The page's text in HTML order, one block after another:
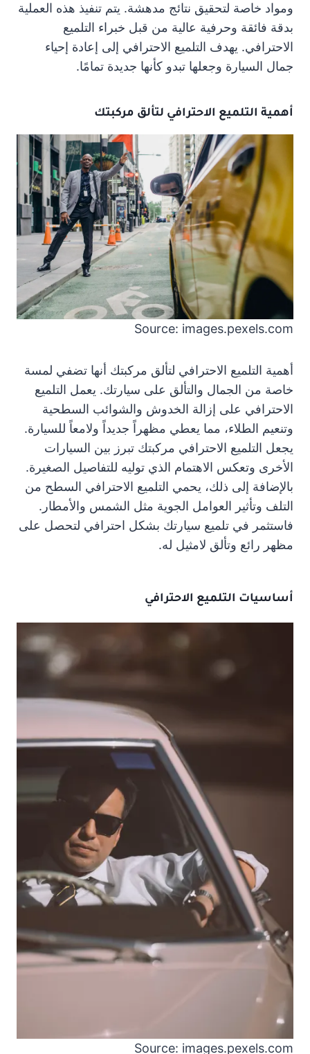
ومواد خاصة لتحقيق نتائج مدهشة. يتم تنفيذ هذه العملية
بدقة فائقة وحرفية عالية من قبل خبراء التلميع
الاحترافي. يهدف التلميع الاحترافي إلى إعادة إحياء
جمال السيارة وجعلها تبدو كأنها جديدة تمامًا.
أهمية التلميع الاحترافي لتألق مركبتك
Source: images.pexels.com
أهمية التلميع الاحترافي لتألق مركبتك أنها تضفي لمسة
خاصة من الجمال والتألق على سيارتك. يعمل التلميع
الاحترافي على إزالة الخدوش والشوائب السطحية
وتنعيم الطلاء، مما يعطي مظهراً جديداً ولامعاً للسيارة.
يجعل التلميع الاحترافي مركبتك تبرز بين السيارات
الأخرى وتعكس الاهتمام الذي توليه للتفاصيل الصغيرة.
بالإضافة إلى ذلك، يحمي التلميع الاحترافي السطح من
التلف وتأثير العوامل الجوية مثل الشمس والأمطار.
فاستثمر في تلميع سيارتك بشكل احترافي لتحصل على
مظهر رائع وتألق لامثيل له.
أساسيات التلميع الاحترافي
Source: images.pexels.com